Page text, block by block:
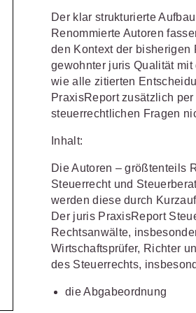
Fachgebiete
Finden Sie Lösungen und
Arbeitsrecht
Außenwirtschaftsrecht
Datenschutzrecht
Familienrecht
Handels- und
JURIS BUSINESS
Praxisnah und intuitiv:
rechtlichen Risikenfür
Institutionen und
5866-4466(Mo-Do 9-18 Uhr, Fr 9-17
Produktberater für eine erste
Vereine und Verbände
Unternehmen
Studium und
Sie
-
WEITERE SERVICES
FAQ
Downloads
Veranstaltungen
juris PraxisReporte
0681 5866-4422(Mo-Fr 8-18 Uhr).
Der klar strukturierte
Renommierte Autoren
den Kontext der bisherigen
gewohnter juris Qualität
wie alle zitierten
PraxisReport zusätzlich
steuerrechtlichen Fragen
Inhalt:
Die Autoren – größtenteils
Steuerrecht und
werden diese durch
Der juris PraxisReport
Rechtsanwälte,
Wirtschaftsprüfer, Richter
des Steuerrechts,
die Abgabeordnung